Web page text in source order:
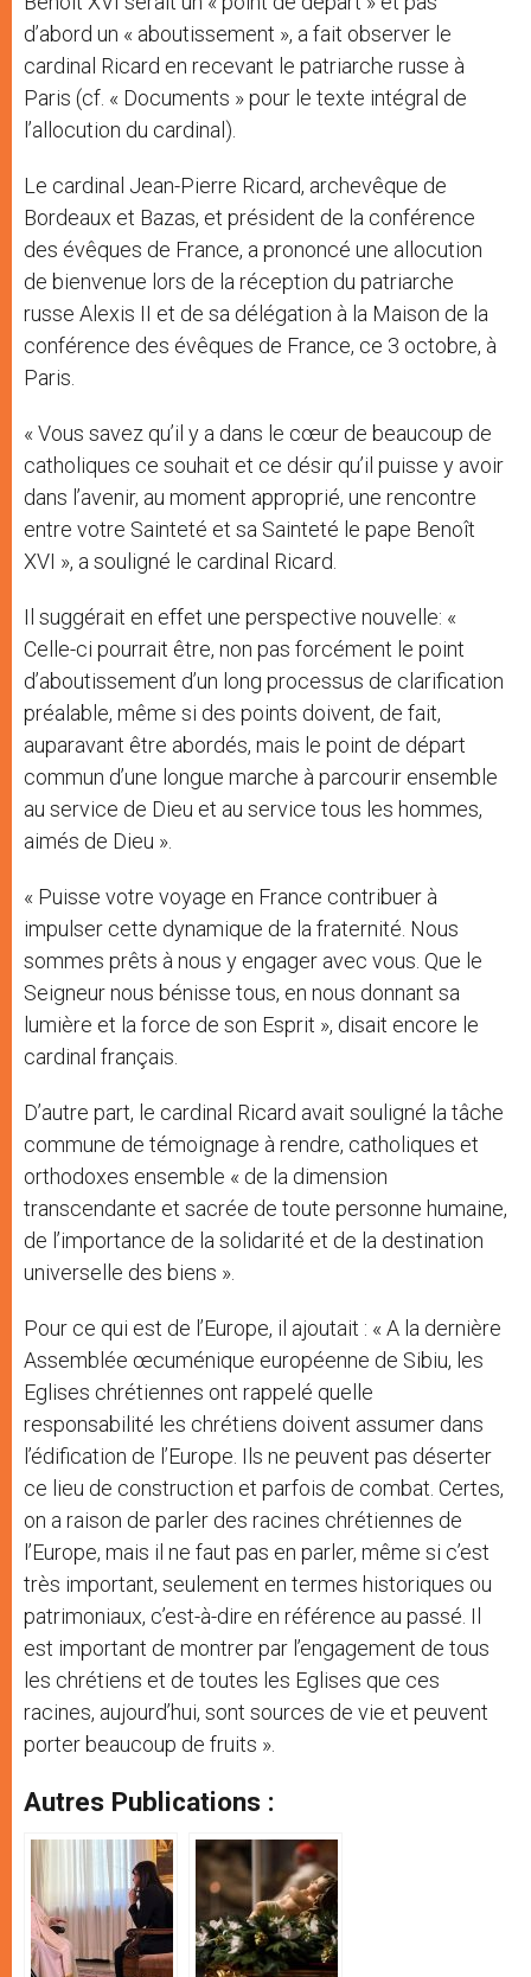
d’abord un « aboutissement », a fait observer le
cardinal Ricard en recevant le patriarche russe à
Paris (cf. « Documents » pour le texte intégral de
l’allocution du cardinal).
Le cardinal Jean-Pierre Ricard, archevêque de
Bordeaux et Bazas, et président de la conférence
des évêques de France, a prononcé une allocution
de bienvenue lors de la réception du patriarche
russe Alexis II et de sa délégation à la Maison de la
conférence des évêques de France, ce 3 octobre, à
Paris.
« Vous savez qu’il y a dans le cœur de beaucoup de
catholiques ce souhait et ce désir qu’il puisse y avoir
dans l’avenir, au moment approprié, une rencontre
entre votre Sainteté et sa Sainteté le pape Benoît
XVI », a souligné le cardinal Ricard.
Il suggérait en effet une perspective nouvelle: «
Celle-ci pourrait être, non pas forcément le point
d’aboutissement d’un long processus de clarification
préalable, même si des points doivent, de fait,
auparavant être abordés, mais le point de départ
commun d’une longue marche à parcourir ensemble
au service de Dieu et au service tous les hommes,
aimés de Dieu ».
« Puisse votre voyage en France contribuer à
impulser cette dynamique de la fraternité. Nous
sommes prêts à nous y engager avec vous. Que le
Seigneur nous bénisse tous, en nous donnant sa
lumière et la force de son Esprit », disait encore le
cardinal français.
D’autre part, le cardinal Ricard avait souligné la tâche
commune de témoignage à rendre, catholiques et
orthodoxes ensemble « de la dimension
transcendante et sacrée de toute personne humaine,
de l’importance de la solidarité et de la destination
universelle des biens ».
Pour ce qui est de l’Europe, il ajoutait : « A la dernière
Assemblée œcuménique européenne de Sibiu, les
Eglises chrétiennes ont rappelé quelle
responsabilité les chrétiens doivent assumer dans
l’édification de l’Europe. Ils ne peuvent pas déserter
ce lieu de construction et parfois de combat. Certes,
on a raison de parler des racines chrétiennes de
l’Europe, mais il ne faut pas en parler, même si c’est
très important, seulement en termes historiques ou
patrimoniaux, c’est-à-dire en référence au passé. Il
est important de montrer par l’engagement de tous
les chrétiens et de toutes les Eglises que ces
racines, aujourd’hui, sont sources de vie et peuvent
porter beaucoup de fruits ».
Autres Publications :